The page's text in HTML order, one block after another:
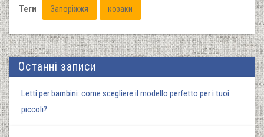
Теги Запоріжжя козаки
Останні записи
Letti per bambini: come scegliere il modello perfetto per i tuoi
piccoli?